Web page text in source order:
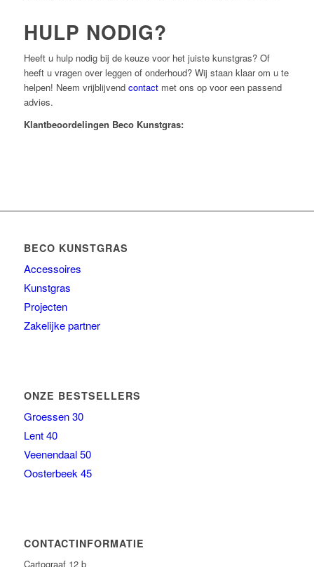
HULP NODIG?
Heeft u hulp nodig bij de keuze voor het juiste kunstgras? Of
heeft u vragen over leggen of onderhoud? Wij staan klaar om u te
helpen! Neem vrijblijvend contactmet ons op voor een passend
advies.
Klantbeoordelingen Beco Kunstgras:
BECO KUNSTGRAS
Accessoires
Kunstgras
Projecten
Zakelijke partner
ONZE BESTSELLERS
Groessen 30
Lent 40
Veenendaal 50
Oosterbeek 45
CONTACTINFORMATIE
Cartograaf 12 b